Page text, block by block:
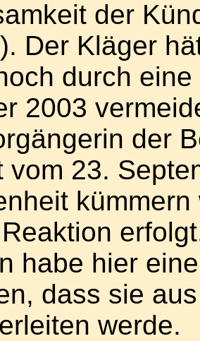
der
Der Kläger
durch
2003
der
vom 23.
habe hier
dass sie
werde.